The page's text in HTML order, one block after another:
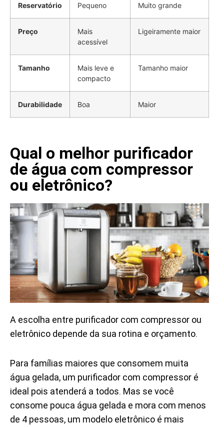
Reservatório Pequeno Muito grande
Preço
Mais
acessível
Ligeiramente maior
Tamanho
Mais leve e
compacto
Tamanho maior
Durabilidade Boa Maior
Qual o melhor purificador
de água com compressor
ou eletrônico?
A escolha entre purificador com compressor ou
eletrônico depende da sua rotina e orçamento.
Para famílias maiores que consomem muita
água gelada, um purificador com compressor é
ideal pois atenderá a todos. Mas se você
consome pouca água gelada e mora com menos
de 4 pessoas, um modelo eletrônico é mais